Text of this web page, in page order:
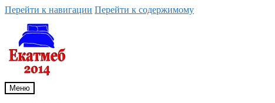
Перейти к навигации Перейти к содержимому
Меню